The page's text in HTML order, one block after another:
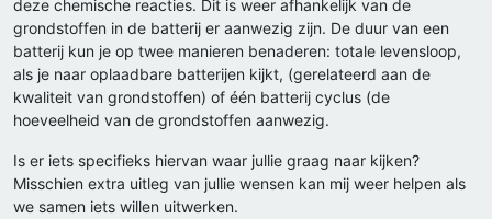
deze chemische reacties. Dit is weer afhankelijk van de
grondstoffen in de batterij er aanwezig zijn. De duur van een
batterij kun je op twee manieren benaderen: totale levensloop,
als je naar oplaadbare batterijen kijkt, (gerelateerd aan de
kwaliteit van grondstoffen) of één batterij cyclus (de
hoeveelheid van de grondstoffen aanwezig.
Is er iets specifieks hiervan waar jullie graag naar kijken?
Misschien extra uitleg van jullie wensen kan mij weer helpen als
we samen iets willen uitwerken.